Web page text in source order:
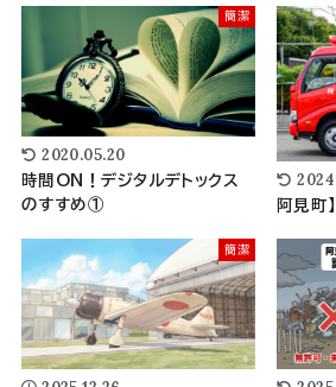
簡潔
2020.05.20
時間ON！デジタルデトックス
のすすめ①
阿見町
簡潔